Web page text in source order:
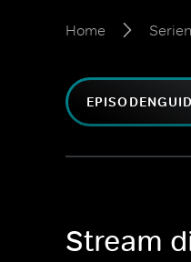
Home Serien
Stream